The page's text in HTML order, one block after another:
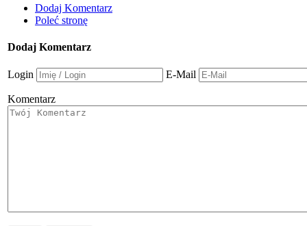
Dodaj Komentarz
Poleć stronę
Dodaj Komentarz
Login E-Mail
Komentarz